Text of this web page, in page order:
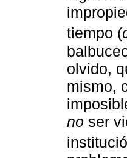
tiempo (
olvido,
mismo,
no ser